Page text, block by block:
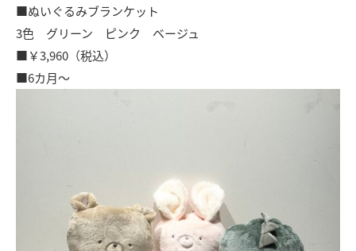
■ぬいぐるみブランケット
3色 グリーン ピンク ベージュ
■￥3,960（税込）
■6カ月～